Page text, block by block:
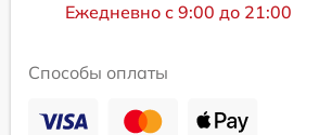
Ежедневно с 9:00 до 21:00
Способы оплаты